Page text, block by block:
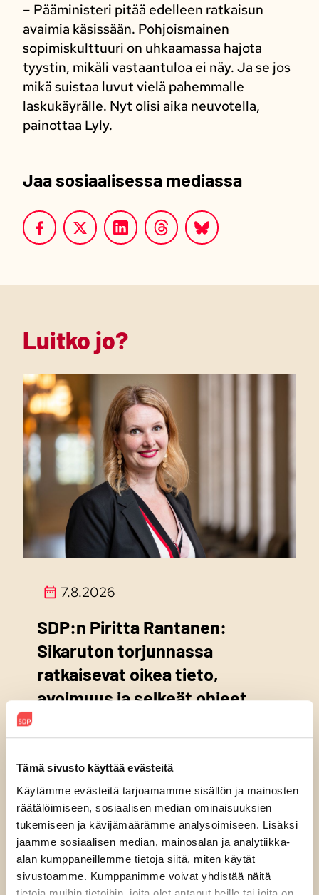
Tämä sivusto käyttää evästeitä
Käytämme evästeitä tarjoamamme sisällön ja mainosten
räätälöimiseen, sosiaalisen median ominaisuuksien
tukemiseen ja kävijämäärämme analysoimiseen. Lisäksi
jaamme sosiaalisen median, mainosalan ja analytiikka-
alan kumppaneillemme tietoja siitä, miten käytät
sivustoamme. Kumppanimme voivat yhdistää näitä
– Pääministeri pitää edelleen ratkaisun
avaimia käsissään. Pohjoismainen
sopimiskulttuuri on uhkaamassa hajota
tyystin, mikäli vastaantuloa ei näy. Ja se jos
mikä suistaa luvut vielä pahemmalle
laskukäyrälle. Nyt olisi aika neuvotella,
painottaa Lyly.
Jaa sosiaalisessa mediassa
Luitko jo?
7.8.2026
SDP:n Piritta Rantanen:
Sikaruton torjunnassa
ratkaisevat oikea tieto,
avoimuus ja selkeät ohjeet